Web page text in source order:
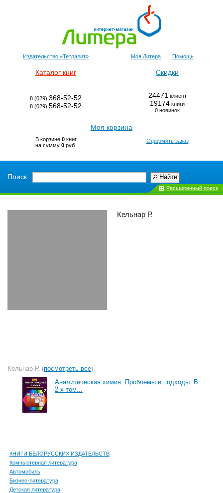
Издательство «Тетралит» Моя Литера Помощь
Каталог книг Скидки
8 (029) 368-52-52
8 (029) 568-52-52
24471 клиент
19174 книги
0 новинок
Моя корзина
В корзине 0книг
на сумму 0 руб.
Оформить заказ
Поиск Найти
Расширенный поиск
Кельнар Р.
Кельнар Р. (посмотреть все)
Аналитическая химия. Проблемы и подходы: В
2-х том...
КНИГИ БЕЛОРУССКИХ ИЗДАТЕЛЬСТВ
Компьютерная литература
Автомобиль
Бизнес-литература
Детская литература